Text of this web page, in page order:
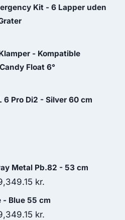
Kit - 6 Lapper uden
- Kompatible
Float 6°
6 Pro Di2 - Silver 60 cm
Metal Pb.82 - 53 cm
kr.
price
- Blue 55 cm
kr.